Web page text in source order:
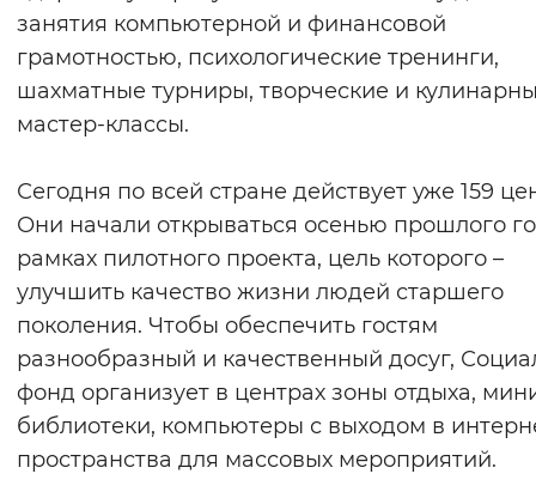
Изображения
Включены Выключены
Воспроизвести Остановить
Вернуть стандартные настройки
занятия компьютерной и финансовой
грамотностью, психологические тренинги,
шахматные турниры, творческие и
мастер-классы.
Сегодня по всей стране действует уже 159
Они начали открываться осенью прошлого
рамках пилотного проекта, цель которого –
улучшить качество жизни людей старшего
поколения. Чтобы обеспечить гостям
разнообразный и качественный досуг,
фонд организует в центрах зоны отдыха,
библиотеки, компьютеры с выходом в
пространства для массовых мероприятий.